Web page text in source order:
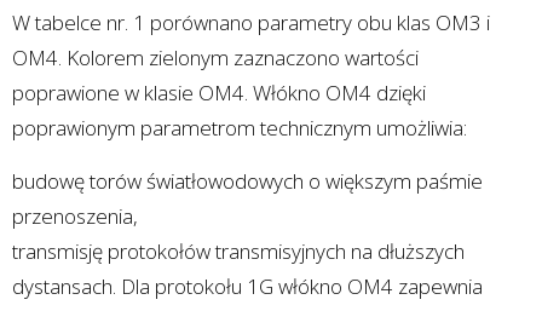
W tabelce nr. 1 porównano parametry obu klas OM3 i
OM4. Kolorem zielonym zaznaczono wartości
poprawione w klasie OM4. Włókno OM4 dzięki
poprawionym parametrom technicznym umożliwia:
budowę torów światłowodowych o większym paśmie
przenoszenia,
transmisję protokołów transmisyjnych na dłuższych
dystansach. Dla protokołu 1G włókno OM4 zapewnia